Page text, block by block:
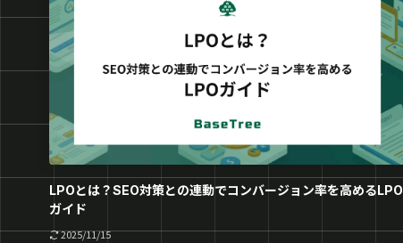
LPOとは？SEO対策との連動でコンバージョン率を高めるLPO
ガイド
2025/11/15